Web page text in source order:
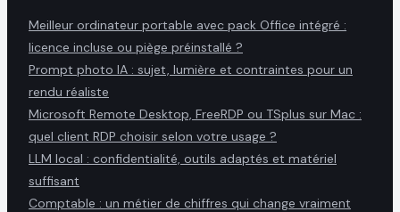
Meilleur ordinateur portable avec pack Office intégré :
licence incluse ou piège préinstallé ?
Prompt photo IA : sujet, lumière et contraintes pour un
rendu réaliste
Microsoft Remote Desktop, FreeRDP ou TSplus sur Mac :
quel client RDP choisir selon votre usage ?
LLM local : confidentialité, outils adaptés et matériel
suffisant
Comptable : un métier de chiffres qui change vraiment